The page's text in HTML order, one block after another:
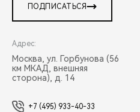
ПОДПИСАТЬСЯ
Адрес:
Москва, ул. Горбунова (56
км МКАД, внешняя
сторона), д. 14
+7 (495) 933-40-33